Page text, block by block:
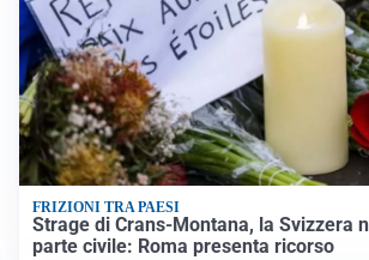
FRIZIONI TRA PAESI
Strage di Crans-Montana, la Svizzera
parte civile: Roma presenta ricorso